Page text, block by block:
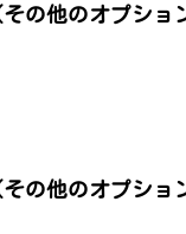
の他のオプシ
の他のオプシ